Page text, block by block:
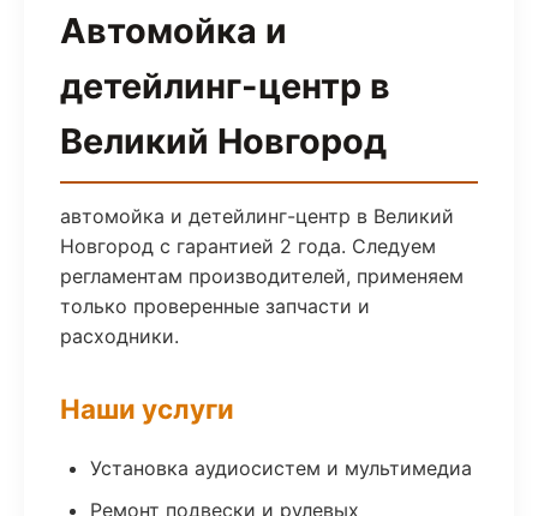
Автомойка и
детейлинг-центр в
Великий Новгород
автомойка и детейлинг-центр в Великий
Новгород с гарантией 2 года. Следуем
регламентам производителей, применяем
только проверенные запчасти и
расходники.
Наши услуги
Установка аудиосистем и мультимедиа
Ремонт подвески и рулевых